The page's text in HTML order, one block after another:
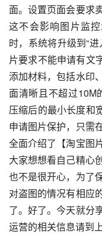
面。设置页面会要求
这不会影响图片监
时，系统将升级到“
片要求不能申请有文
添加材料，包括水印
面清晰且不超过10M
压缩后的最小长度和
申请图片保护，只需
全面介绍了【淘宝图
大家想想看自己精心
也不是很开心，为了
对盗图的情况有相应
了。好了。今天就分
运营的相关信息请到